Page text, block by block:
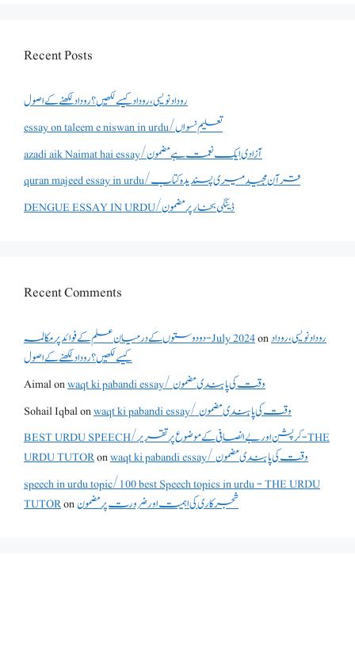
Recent Posts
روداد نویسی ،روداد کیسے لکھیں؟ روداد لکھنے کے اصول
essay on taleem e niswan in urdu/تعلیم نسواں
azadi aik Naimat hai essay/آزادی ایک نعمت ہے مضمون
quran majeed essay in urdu/قرآن مجید میری پسندیدہ کتاب
DENGUE ESSAY IN URDU/ڈینگی بخار پر مضمون
Recent Comments
دو دوستوں کے درمیان علم کے فوائد پر مکالمہ - July 2024onروداد نویسی ،روداد
کیسے لکھیں؟ روداد لکھنے کے اصول
Aimalon
waqt ki pabandi essay/ وقت کی پابندی مضمون
Sohail Iqbalon
waqt ki pabandi essay/ وقت کی پابندی مضمون
BEST URDU SPEECH/کرپشن اور بے انصافی کے موضوع پر تقریر - THE
URDU TUTORon
waqt ki pabandi essay/ وقت کی پابندی مضمون
speech in urdu topic/100 best Speech topics in urdu - THE URDU
TUTORonشجرکاری کی اہمیت اور ضرورت پر مضمون